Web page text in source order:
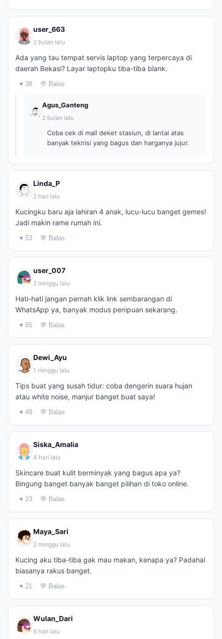
user_663
2 bulan lalu
Ada yang tau tempat servis laptop yang terpercaya di
daerah Bekasi? Layar laptopku tiba-tiba blank.
♥ 38 💬 Balas
Agus_Ganteng
2 bulan lalu
Coba cek di mall deket stasiun, di lantai atas
banyak teknisi yang bagus dan harganya jujur.
Linda_P
2 hari lalu
Kucingku baru aja lahiran 4 anak, lucu-lucu banget gemes!
Jadi makin rame rumah ini.
♥ 53 💬 Balas
user_007
2 minggu lalu
Hati-hati jangan pernah klik link sembarangan di
WhatsApp ya, banyak modus penipuan sekarang.
♥ 85 💬 Balas
Dewi_Ayu
1 minggu lalu
Tips buat yang susah tidur: coba dengerin suara hujan
atau white noise, manjur banget buat saya!
♥ 48 💬 Balas
Siska_Amalia
4 hari lalu
Skincare buat kulit berminyak yang bagus apa ya?
Bingung banget banyak banget pilihan di toko online.
♥ 23 💬 Balas
Maya_Sari
2 minggu lalu
Kucing aku tiba-tiba gak mau makan, kenapa ya? Padahal
biasanya rakus banget.
♥ 21 💬 Balas
Wulan_Dari
6 hari lalu